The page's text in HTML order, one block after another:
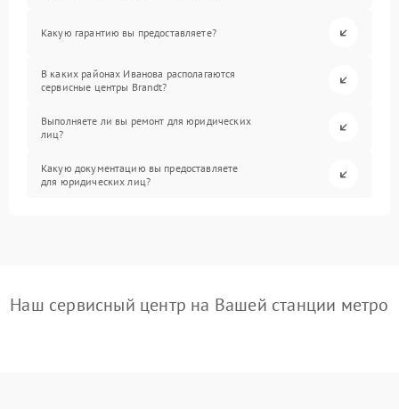
Какую гарантию вы предоставляете?
В каких районах Иванова располагаются
сервисные центры Brandt?
Выполняете ли вы ремонт для юридических
лиц?
Какую документацию вы предоставляете
для юридических лиц?
Наш сервисный центр на Вашей станции метро